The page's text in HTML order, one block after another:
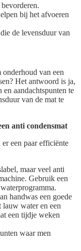
bij het afvoeren
de levensduur van
van een
Het antwoord is ja,
aandachtspunten te
van de mat te
anti condensmat
een paar efficiënte
maar veel anti
Gebruik een
handwas een goede
water en een
een tijdje weken
waar men